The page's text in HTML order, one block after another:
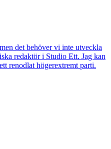
det behöver vi inte utveckla
redaktör i Studio Ett. Jag kan
renodlat högerextremt parti.